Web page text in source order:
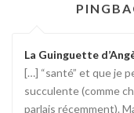
La Guinguette
[…] “santé” et que je
succulente (comme
parlais récemment).